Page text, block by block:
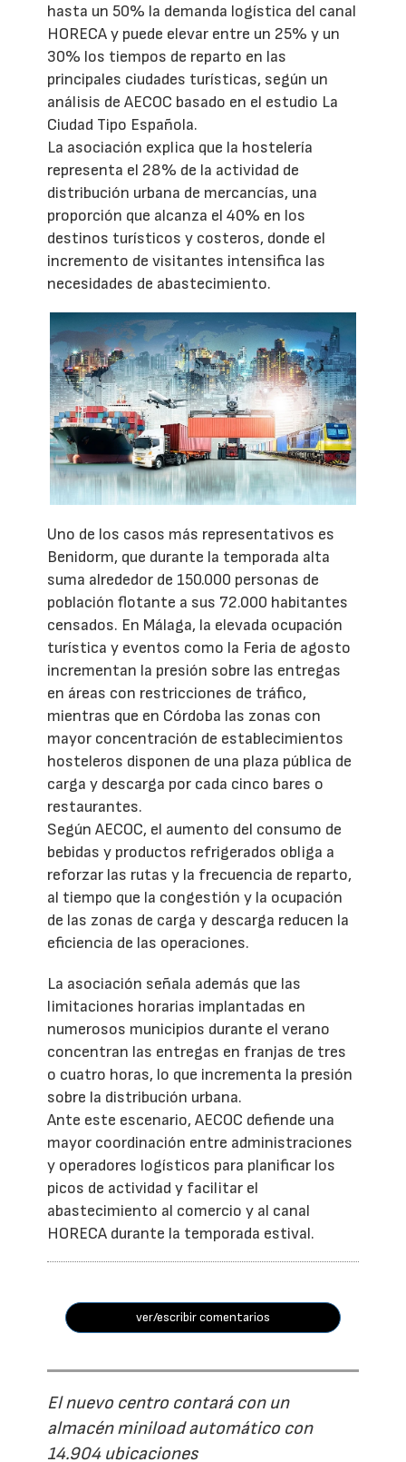
hasta un 50% la demanda logística del canal
HORECA y puede elevar entre un 25% y un
30% los tiempos de reparto en las
principales ciudades turísticas, según un
análisis de AECOC basado en el estudio La
Ciudad Tipo Española.
La asociación explica que la hostelería
representa el 28% de la actividad de
distribución urbana de mercancías, una
proporción que alcanza el 40% en los
destinos turísticos y costeros, donde el
incremento de visitantes intensifica las
necesidades de abastecimiento.
Uno de los casos más representativos es
Benidorm, que durante la temporada alta
suma alrededor de 150.000 personas de
población flotante a sus 72.000 habitantes
censados. En Málaga, la elevada ocupación
turística y eventos como la Feria de agosto
incrementan la presión sobre las entregas
en áreas con restricciones de tráfico,
mientras que en Córdoba las zonas con
mayor concentración de establecimientos
hosteleros disponen de una plaza pública de
carga y descarga por cada cinco bares o
restaurantes.
Según AECOC, el aumento del consumo de
bebidas y productos refrigerados obliga a
reforzar las rutas y la frecuencia de reparto,
al tiempo que la congestión y la ocupación
de las zonas de carga y descarga reducen la
eficiencia de las operaciones.
La asociación señala además que las
limitaciones horarias implantadas en
numerosos municipios durante el verano
concentran las entregas en franjas de tres
o cuatro horas, lo que incrementa la presión
sobre la distribución urbana.
Ante este escenario, AECOC defiende una
mayor coordinación entre administraciones
y operadores logísticos para planificar los
picos de actividad y facilitar el
abastecimiento al comercio y al canal
HORECA durante la temporada estival.
ver/escribir comentarios
El nuevo centro contará con un
almacén miniload automático con
14.904 ubicaciones